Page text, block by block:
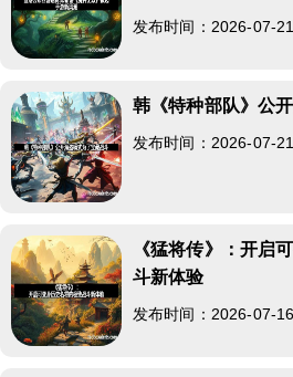
发布时间：2026-07-
韩《特种部队》公
发布时间：2026-07-
《猛将传》：开启
斗新体验
发布时间：2026-07-